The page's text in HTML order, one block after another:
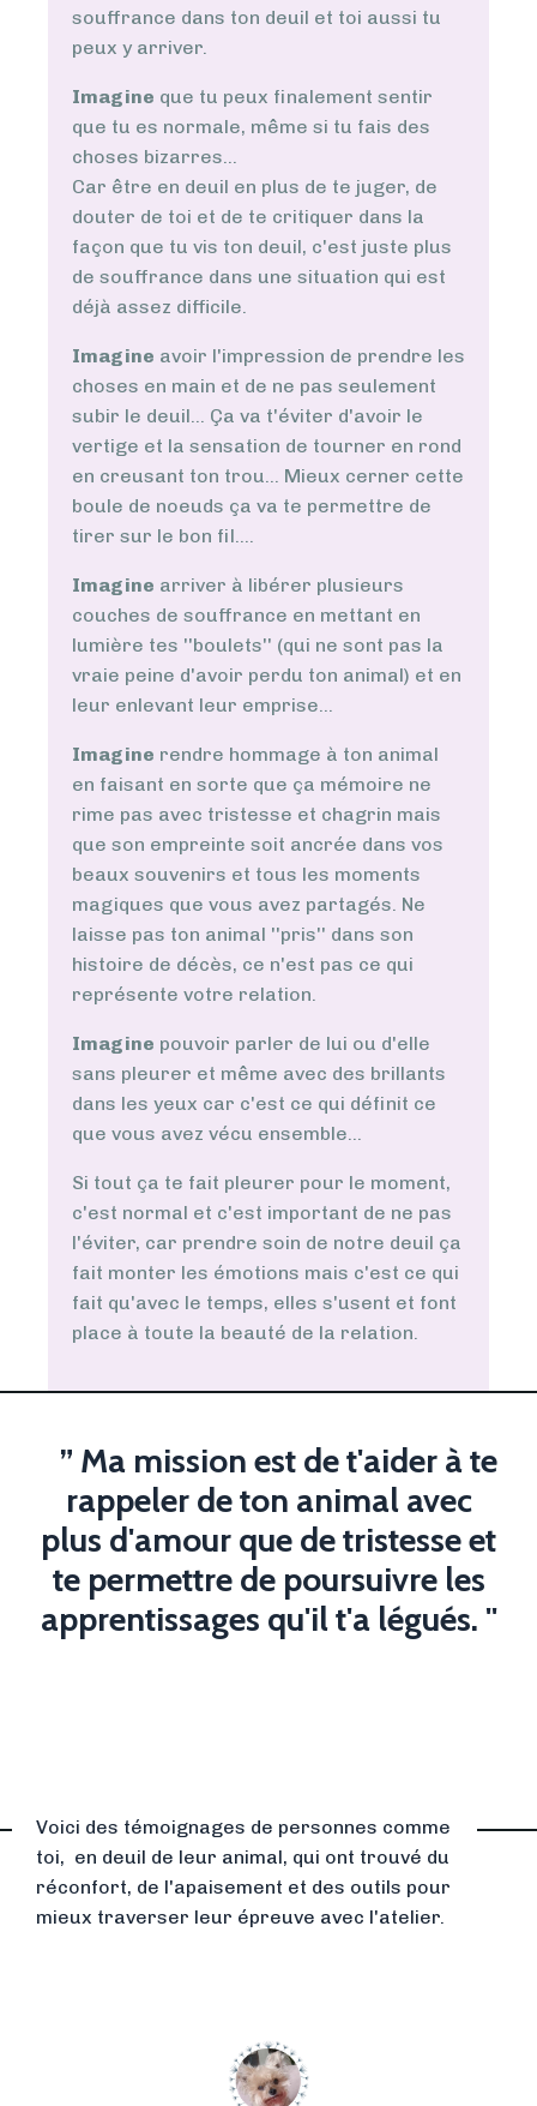
souffrance dans ton deuil et toi aussi tu
peux y arriver.
Imagine que tu peux finalement sentir
que tu es normale, même si tu fais des
choses bizarres...
Car être en deuil en plus de te juger, de
douter de toi et de te critiquer dans la
façon que tu vis ton deuil, c'est juste plus
de souffrance dans une situation qui est
déjà assez difficile.
Imagine avoir l'impression de prendre les
choses en main et de ne pas seulement
subir le deuil... Ça va t'éviter d'avoir le
vertige et la sensation de tourner en rond
en creusant ton trou... Mieux cerner cette
boule de noeuds ça va te permettre de
tirer sur le bon fil....
Imagine arriver à libérer plusieurs
couches de souffrance en mettant en
lumière tes ''boulets'' (qui ne sont pas la
vraie peine d'avoir perdu ton animal) et en
leur enlevant leur emprise...
Imagine rendre hommage à ton animal
en faisant en sorte que ça mémoire ne
rime pas avec tristesse et chagrin mais
que son empreinte soit ancrée dans vos
beaux souvenirs et tous les moments
magiques que vous avez partagés. Ne
laisse pas ton animal ''pris'' dans son
histoire de décès, ce n'est pas ce qui
représente votre relation.
Imagine pouvoir parler de lui ou d'elle
sans pleurer et même avec des brillants
dans les yeux car c'est ce qui définit ce
que vous avez vécu ensemble...
Si tout ça te fait pleurer pour le moment,
c'est normal et c'est important de ne pas
l'éviter, car prendre soin de notre deuil ça
fait monter les émotions mais c'est ce qui
fait qu'avec le temps, elles s'usent et font
place à toute la beauté de la relation.
” Ma mission est de t'aider à te
rappeler de ton animal avec
plus d'amour que de tristesse et
te permettre de poursuivre les
apprentissages qu'il t'a légués. ''
Voici des témoignages de personnes comme
toi, en deuil de leur animal, qui ont trouvé du
réconfort, de l'apaisement et des outils pour
mieux traverser leur épreuve avec l'atelier.